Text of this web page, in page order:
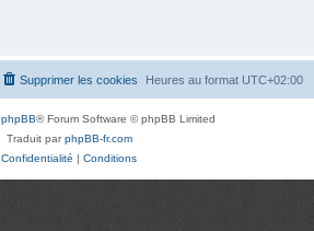
Heures au format UTC+02:00
Supprimer les cookies
phpBB® Forum Software © phpBB Limited
Traduit parphpBB-fr.com
Confidentialité | Conditions